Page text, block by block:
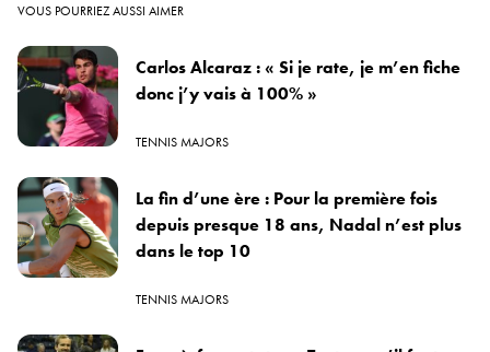
VOUS POURRIEZ AUSSI AIMER
Carlos Alcaraz : « Si je rate, je m’en fiche
donc j’y vais à 100% »
TENNIS MAJORS
La fin d’une ère : Pour la première fois
depuis presque 18 ans, Nadal n’est plus
dans le top 10
TENNIS MAJORS